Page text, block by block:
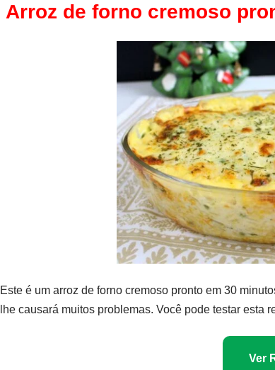
Arroz de forno cremoso
Este é um arroz de forno cremoso pronto em 30
lhe causará muitos problemas. Você pode testar esta
Ver